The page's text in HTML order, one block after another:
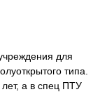
для
типа.
а в спец ПТУ